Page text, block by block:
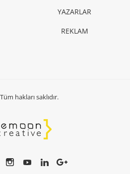
YAZARLAR
REKLAM
hakları saklıdır.